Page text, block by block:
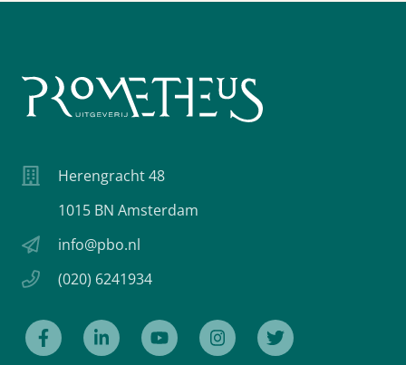
Herengracht 48
1015 BN Amsterdam
info@pbo.nl
(020) 6241934